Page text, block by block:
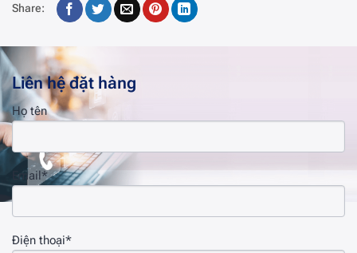
Share:
Liên hệ đặt hàng
Họ tên
Email*
Điện thoại*